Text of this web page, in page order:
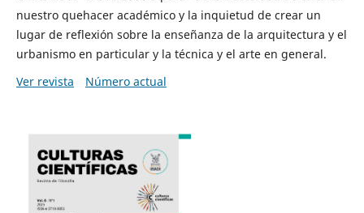
nuestro quehacer académico y la inquietud de crear un
lugar de reflexión sobre la enseñanza de la arquitectura y el
urbanismo en particular y la técnica y el arte en general.
Ver revista
Número actual